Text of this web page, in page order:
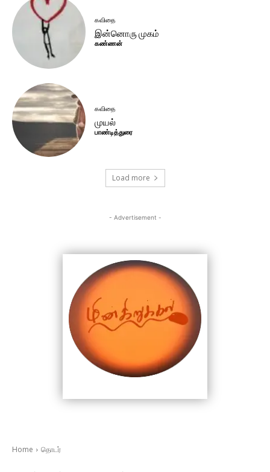
கவிதை
இன்னொரு முகம்
கண்ணன்
கவிதை
முயல்
பாண்டித்துரை
Load more
- Advertisement -